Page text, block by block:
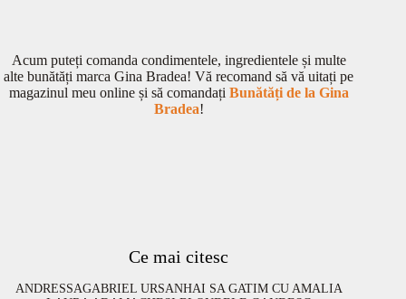
Acum puteți comanda condimentele, ingredientele și multe
alte bunătăți marca Gina Bradea! Vă recomand să vă uitați pe
magazinul meu online și să comandați Bunătăți de la Gina
Bradea!
Ce mai citesc
ANDRESSAGABRIEL URSANHAI SA GATIM CU AMALIA